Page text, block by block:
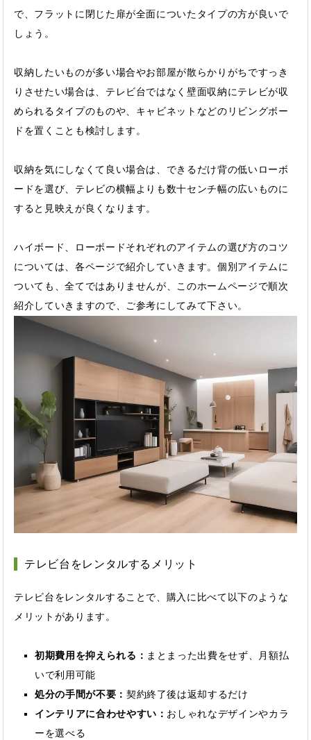
で、フラットに閉じた扉が全面についたタイプの方が良いで
しょう。
収納したいものが多い場合やお部屋が散らかりがちですっき
りさせたい場合は、テレビ台ではなく壁面収納にテレビが収
められるタイプのものや、キャビネットなどのリビングボー
ドを置くことも検討します。
収納を気にしなくて良い場合は、できるだけ背の低いローボ
ードを選び、テレビの横幅よりも数十センチ幅の広いものに
すると見映えが良くなります。
ハイボード、ローボードそれぞれのアイテムの選び方のコツ
については、各ページで紹介していきます。個別アイテムに
ついても、全てではありませんが、このホームページで順次
紹介していきますので、ご参考にしてみて下さい。
テレビ台をレンタルするメリット
テレビ台をレンタルすることで、購入に比べて以下のような
メリットがあります。
初期費用を抑えられる： まとまった出費をせず、月額払
いで利用可能
処分の手間が不要： 契約終了後は返却するだけ
インテリアに合わせやすい： おしゃれなデザインやカラ
ーを選べる